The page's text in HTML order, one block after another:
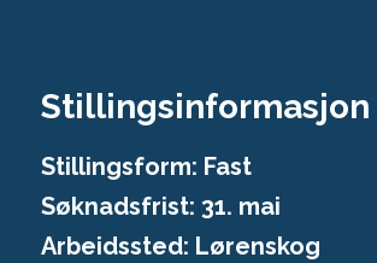
Stillingsinformasjon
Stillingsform: Fast
Søknadsfrist: 31. mai
Arbeidssted: Lørenskog